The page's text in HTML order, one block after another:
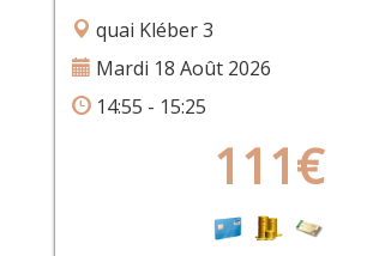
quai Kléber 3
Mardi 18 Août 2026
14:55 - 15:25
111€